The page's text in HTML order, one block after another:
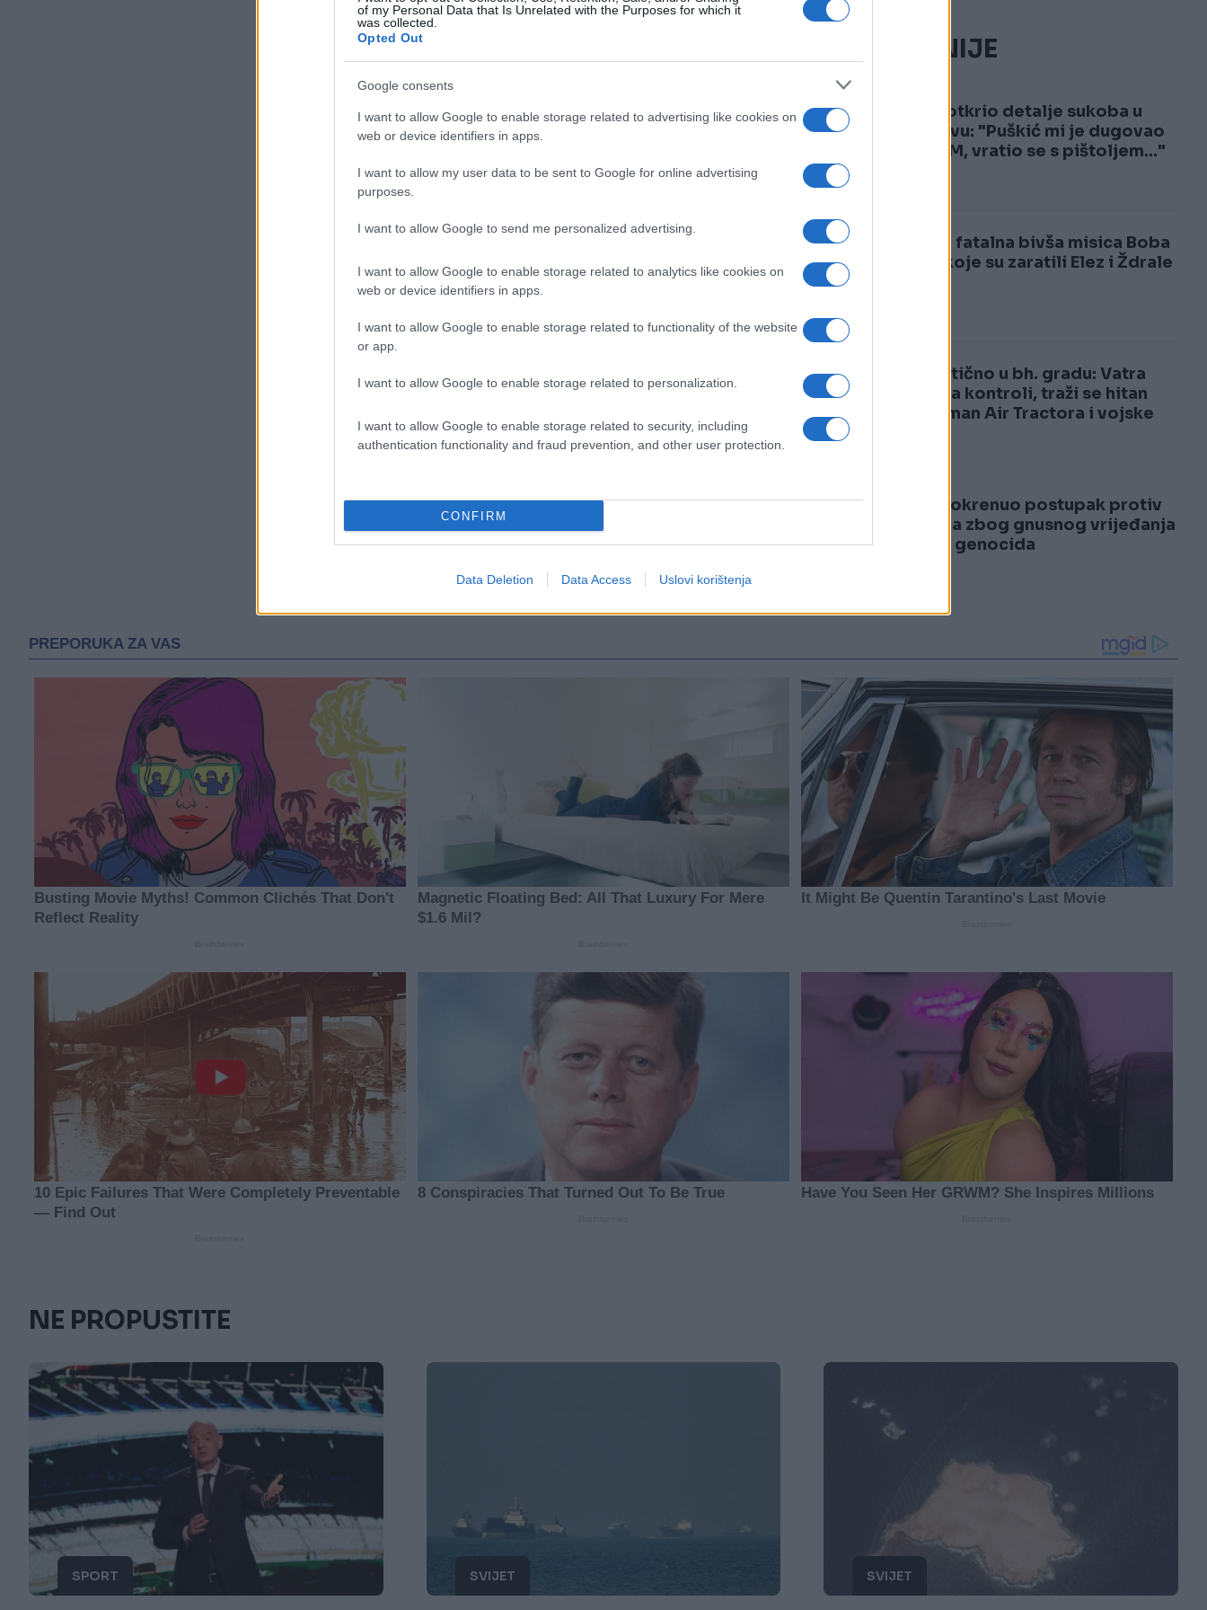
of my Personal Data that Is Unrelated with the Purposes for which it
was collected.
Opted Out
Google consents
I want to allow Google to enable storage related to advertising like cookies on
web or device identifiers in apps.
I want to allow my user data to be sent to Google for online advertising
purposes.
I want to allow Google to send me personalized advertising.
I want to allow Google to enable storage related to analytics like cookies on
web or device identifiers in apps.
I want to allow Google to enable storage related to functionality of the website
or app.
I want to allow Google to enable storage related to personalization.
I want to allow Google to enable storage related to security, including
authentication functionality and fraud prevention, and other user protection.
CONFIRM
Data Deletion Data Access Uslovi korištenja
NAJČITANIJE
1
Hasić otkrio detalje sukoba u
Sarajevu: "Puškić mi je dugovao
400 KM, vratio se s pištoljem..."
2
Ovo je fatalna bivša misica Boba
zbog koje su zaratili Elez i Ždrale
3
Dramatično u bh. gradu: Vatra
izmakla kontroli, traži se hitan
angažman Air Tractora i vojske
4
RAK pokrenuo postupak protiv
RTRS-a zbog gnusnog vrijeđanja
žrtava genocida
NE PROPUSTITE
SPORT SVIJET SVIJET